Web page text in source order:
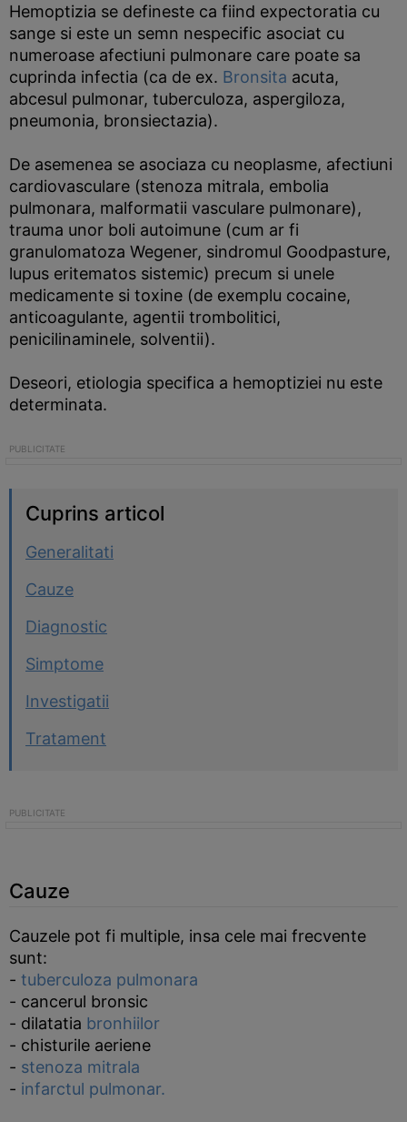
Hemoptizia se defineste ca fiind expectoratia cu
sange si este un semn nespecific asociat cu
numeroase afectiuni pulmonare care poate sa
cuprinda infectia (ca de ex. Bronsita acuta,
abcesul pulmonar, tuberculoza, aspergiloza,
pneumonia, bronsiectazia).
De asemenea se asociaza cu neoplasme, afectiuni
cardiovasculare (stenoza mitrala, embolia
pulmonara, malformatii vasculare pulmonare),
trauma unor boli autoimune (cum ar fi
granulomatoza Wegener, sindromul Goodpasture,
lupus eritematos sistemic) precum si unele
medicamente si toxine (de exemplu cocaine,
anticoagulante, agentii trombolitici,
penicilinaminele, solventii).
Deseori, etiologia specifica a hemoptiziei nu este
determinata.
Cuprins articol
Generalitati
Cauze
Diagnostic
Simptome
Investigatii
Tratament
Cauze
Cauzele pot fi multiple, insa cele mai frecvente
sunt:
- tuberculoza pulmonara
- cancerul bronsic
- dilatatia bronhiilor
- chisturile aeriene
- stenoza mitrala
- infarctul pulmonar.